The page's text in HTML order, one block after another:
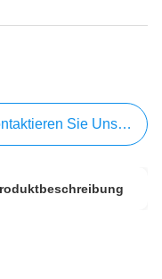
Sie Uns Jetzt